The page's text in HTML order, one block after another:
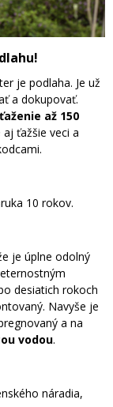
je podlaha. Je už
a dokupovať.
až 150
ťažšie veci a
10 rokov.
je úplne odolný
desiatich rokoch
Navyše je
a na
vodou.
náradia,